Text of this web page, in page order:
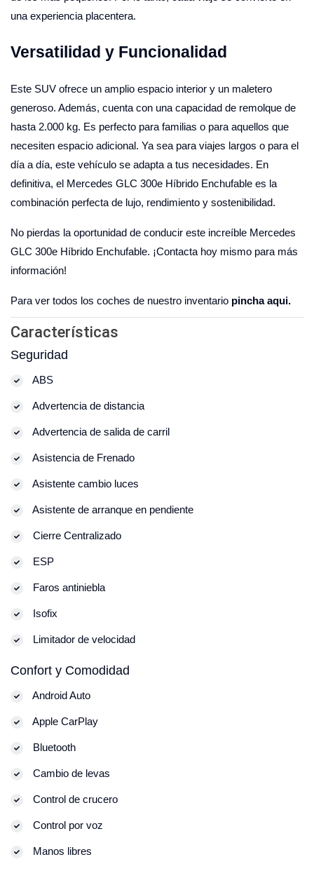
una experiencia placentera.
Versatilidad y Funcionalidad
Este SUV ofrece un amplio espacio interior y un maletero
generoso. Además, cuenta con una capacidad de remolque de
hasta 2.000 kg. Es perfecto para familias o para aquellos que
necesiten espacio adicional. Ya sea para viajes largos o para el
día a día, este vehículo se adapta a tus necesidades. En
definitiva, el Mercedes GLC 300e Híbrido Enchufable es la
combinación perfecta de lujo, rendimiento y sostenibilidad.
No pierdas la oportunidad de conducir este increíble Mercedes
GLC 300e Híbrido Enchufable. ¡Contacta hoy mismo para más
información!
Para ver todos los coches de nuestro inventario pincha aqui.
Características
Seguridad
ABS
Advertencia de distancia
Advertencia de salida de carril
Asistencia de Frenado
Asistente cambio luces
Asistente de arranque en pendiente
Cierre Centralizado
ESP
Faros antiniebla
Isofix
Limitador de velocidad
Confort y Comodidad
Android Auto
Apple CarPlay
Bluetooth
Cambio de levas
Control de crucero
Control por voz
Manos libres